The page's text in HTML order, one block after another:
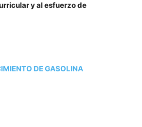
y al esfuerzo de
DE GASOLINA